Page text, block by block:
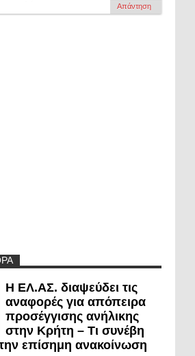
Απάντηση
Η ΕΛ.ΑΣ. διαψεύδει τις
αναφορές για απόπειρα
προσέγγισης ανήλικης
στην Κρήτη – Τι συνέβη
επίσημη ανακοίνωση